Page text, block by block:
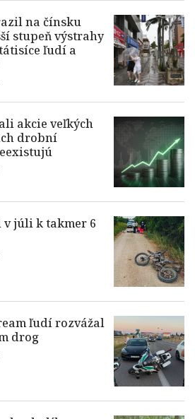
na čínsku
stupeň výstrahy
ľudí a
akcie veľkých
drobní
júli k takmer 6
ľudí rozvážal
drog